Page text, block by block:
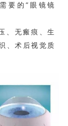
要的“眼镜镜
、无瘢痕、生
、术后视觉质